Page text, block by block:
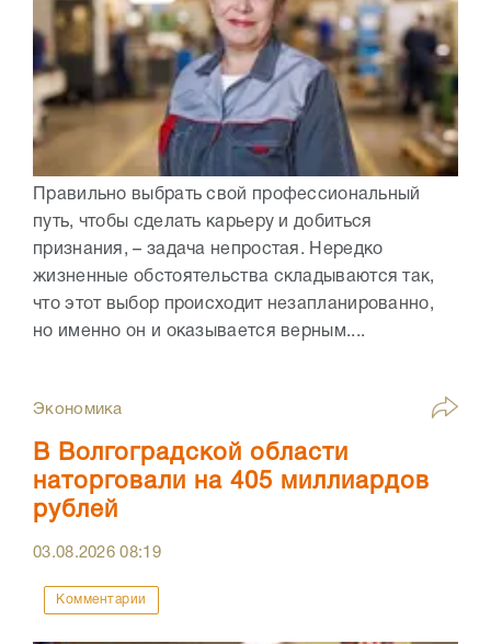
Правильно выбрать свой профессиональный
путь, чтобы сделать карьеру и добиться
признания, – задача непростая. Нередко
жизненные обстоятельства складываются так,
что этот выбор происходит незапланированно,
но именно он и оказывается верным....
Экономика
В Волгоградской области
наторговали на 405 миллиардов
рублей
03.08.202608:19
Комментарии